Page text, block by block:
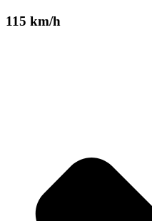
115 km/h